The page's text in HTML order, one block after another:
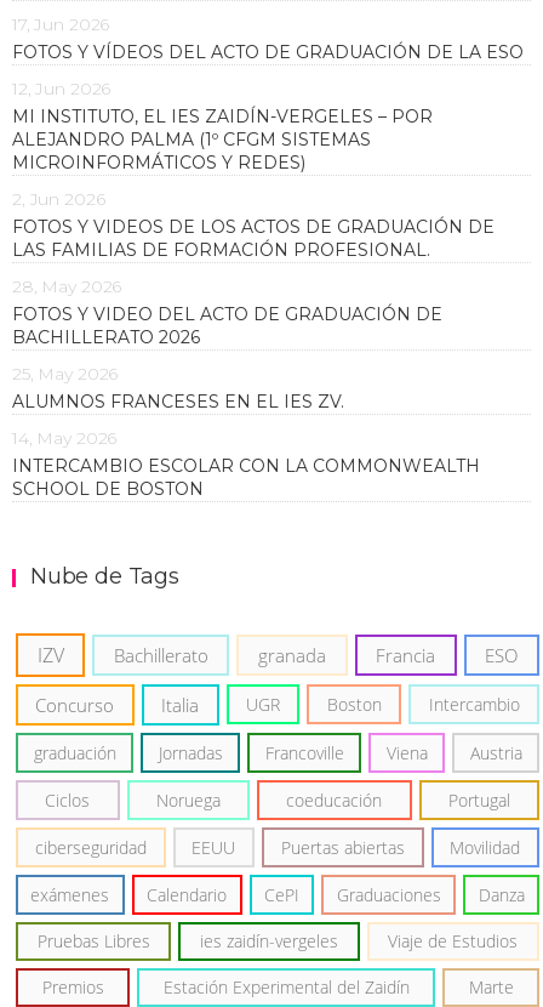
17, Jun 2026
FOTOS Y VÍDEOS DEL ACTO DE GRADUACIÓN DE LA ESO
12, Jun 2026
MI INSTITUTO, EL IES ZAIDÍN-VERGELES – POR
ALEJANDRO PALMA (1º CFGM SISTEMAS
MICROINFORMÁTICOS Y REDES)
2, Jun 2026
FOTOS Y VIDEOS DE LOS ACTOS DE GRADUACIÓN DE
LAS FAMILIAS DE FORMACIÓN PROFESIONAL.
28, May 2026
FOTOS Y VIDEO DEL ACTO DE GRADUACIÓN DE
BACHILLERATO 2026
25, May 2026
ALUMNOS FRANCESES EN EL IES ZV.
14, May 2026
INTERCAMBIO ESCOLAR CON LA COMMONWEALTH
SCHOOL DE BOSTON
Nube de Tags
IZV Bachillerato granada Francia ESO
Concurso Italia UGR Boston Intercambio
graduación Jornadas Francoville Viena Austria
Ciclos Noruega coeducación Portugal
ciberseguridad EEUU Puertas abiertas Movilidad
exámenes Calendario CePI Graduaciones Danza
Pruebas Libres ies zaidín-vergeles Viaje de Estudios
Premios Estación Experimental del Zaidín Marte